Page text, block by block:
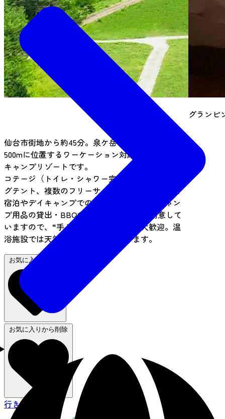
グランピ
仙台市街地から約45分。泉ケ岳の中腹・標高約
500mに位置するワーケーション対応のコテージ＆
キャンプリゾートです。
コテージ（トイレ・シャワー完備）やグランピン
グテント、複数のフリーサイト、区画サイトにて
宿泊やデイキャンプでの利用が可能です。キャン
プ用品の貸出・BBQ食材（要予約）もご用意して
いますので、“手ぶらキャンプ”の方も大歓迎。温
浴施設では天然温泉も堪能いただけます。
お気に入りに追加
お気に入りから削除
行き方を見る